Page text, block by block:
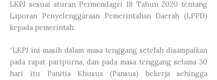
LKPJ sesuai aturan Permendagri 18 Tahun 2020 tentang
Laporan Penyelenggaraan Pemerintahan Daerah (LPPD)
kepada pemerintah.
“LKPJ ini masih dalam masa tenggang setelah disampaikan
pada rapat paripurna, dan pada masa tenggang selama 30
hari itu Panitia Khusus (Pansus) bekerja sehingga